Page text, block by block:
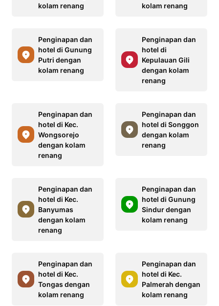
kolam renang
kolam renang
Penginapan dan
hotel di Gunung
Putri dengan
kolam renang
Penginapan dan
hotel di
Kepulauan Gili
dengan kolam
renang
Penginapan dan
hotel di Kec.
Wongsorejo
dengan kolam
renang
Penginapan dan
hotel di Songgon
dengan kolam
renang
Penginapan dan
hotel di Kec.
Banyumas
dengan kolam
renang
Penginapan dan
hotel di Gunung
Sindur dengan
kolam renang
Penginapan dan
hotel di Kec.
Tongas dengan
kolam renang
Penginapan dan
hotel di Kec.
Palmerah dengan
kolam renang